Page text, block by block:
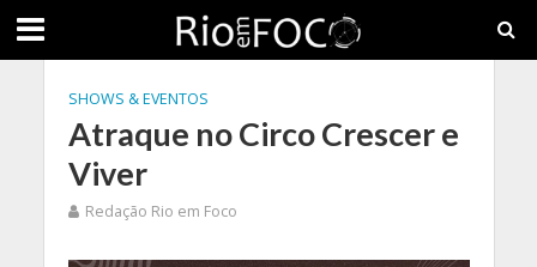
SHOWS & EVENTOS
Atraque no Circo Crescer e
Viver
Redação Rio em Foco